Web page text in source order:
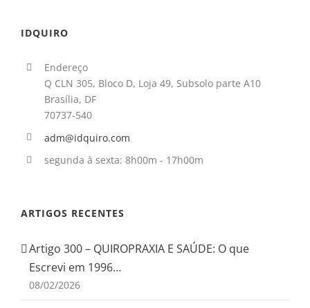
IDQUIRO
Endereço
Q CLN 305, Bloco D, Loja 49, Subsolo parte A10
Brasília, DF
70737-540
adm@idquiro.com
segunda à sexta: 8h00m - 17h00m
ARTIGOS RECENTES
Artigo 300 – QUIROPRAXIA E SAÚDE: O que
Escrevi em 1996…
08/02/2026